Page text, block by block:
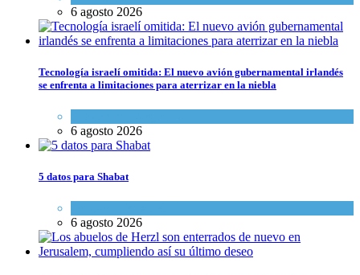
6 agosto 2026
Tecnología israelí omitida: El nuevo avión gubernamental irlandés
se enfrenta a limitaciones para aterrizar en la niebla
6 agosto 2026
5 datos para Shabat
6 agosto 2026